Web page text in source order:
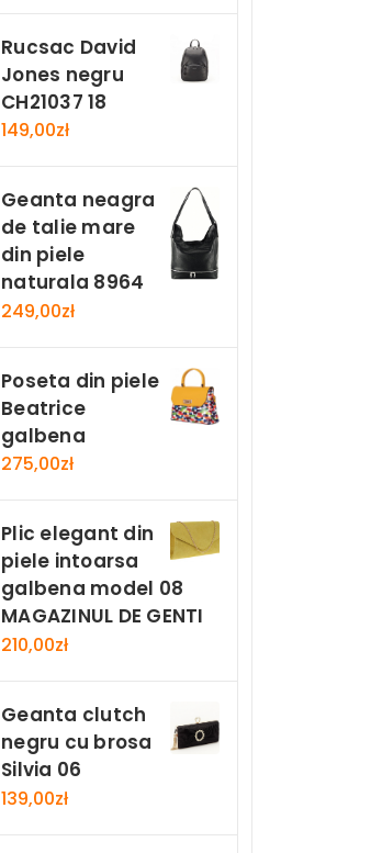
Rucsac David
Jones negru
CH21037 18
149,00zł
Geanta neagra
de talie mare
din piele
naturala 8964
249,00zł
Poseta din piele
Beatrice
galbena
275,00zł
Plic elegant din
piele intoarsa
galbena model 08
MAGAZINUL DE GENTI
210,00zł
Geanta clutch
negru cu brosa
Silvia 06
139,00zł